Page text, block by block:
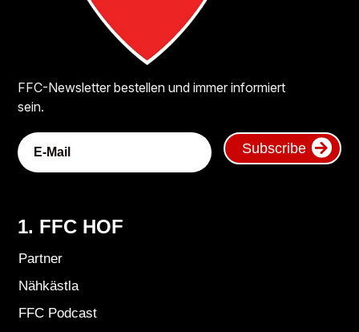
FFC-Newsletter bestellen und immer informiert
sein.
Subscribe
1. FFC HOF
Partner
Nähkästla
FFC Podcast